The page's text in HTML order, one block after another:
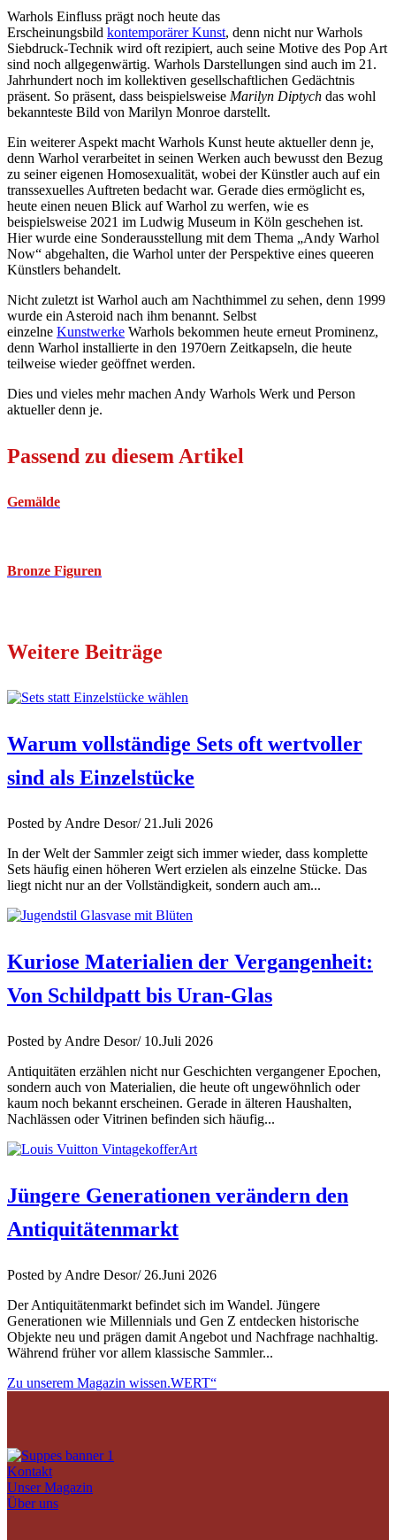
Warhols Einfluss prägt noch heute das
Erscheinungsbild kontemporärer Kunst, denn nicht nur Warhols
Siebdruck-Technik wird oft rezipiert, auch seine Motive des Pop Art
sind noch allgegenwärtig. Warhols Darstellungen sind auch im 21.
Jahrhundert noch im kollektiven gesellschaftlichen Gedächtnis
präsent. So präsent, dass beispielsweise Marilyn Diptych das wohl
bekannteste Bild von Marilyn Monroe darstellt.
Ein weiterer Aspekt macht Warhols Kunst heute aktueller denn je,
denn Warhol verarbeitet in seinen Werken auch bewusst den Bezug
zu seiner eigenen Homosexualität, wobei der Künstler auch auf ein
transsexuelles Auftreten bedacht war. Gerade dies ermöglicht es,
heute einen neuen Blick auf Warhol zu werfen, wie es
beispielsweise 2021 im Ludwig Museum in Köln geschehen ist.
Hier wurde eine Sonderausstellung mit dem Thema „Andy Warhol
Now“ abgehalten, die Warhol unter der Perspektive eines queeren
Künstlers behandelt.
Nicht zuletzt ist Warhol auch am Nachthimmel zu sehen, denn 1999
wurde ein Asteroid nach ihm benannt. Selbst
einzelne Kunstwerke Warhols bekommen heute erneut Prominenz,
denn Warhol installierte in den 1970ern Zeitkapseln, die heute
teilweise wieder geöffnet werden.
Dies und vieles mehr machen Andy Warhols Werk und Person
aktueller denn je.
Passend zu diesem Artikel
Gemälde
Bronze Figuren
Weitere Beiträge
Warum vollständige Sets oft wertvoller
sind als Einzelstücke
Posted by Andre Desor/ 21.Juli 2026
In der Welt der Sammler zeigt sich immer wieder, dass komplette
Sets häufig einen höheren Wert erzielen als einzelne Stücke. Das
liegt nicht nur an der Vollständigkeit, sondern auch am...
Kuriose Materialien der Vergangenheit:
Von Schildpatt bis Uran-Glas
Posted by Andre Desor/ 10.Juli 2026
Antiquitäten erzählen nicht nur Geschichten vergangener Epochen,
sondern auch von Materialien, die heute oft ungewöhnlich oder
kaum noch bekannt erscheinen. Gerade in älteren Haushalten,
Nachlässen oder Vitrinen befinden sich häufig...
Jüngere Generationen verändern den
Antiquitätenmarkt
Posted by Andre Desor/ 26.Juni 2026
Der Antiquitätenmarkt befindet sich im Wandel. Jüngere
Generationen wie Millennials und Gen Z entdecken historische
Objekte neu und prägen damit Angebot und Nachfrage nachhaltig.
Während früher vor allem klassische Sammler...
Zu unserem Magazin wissen.WERT“
Kontakt
Unser Magazin
Über uns